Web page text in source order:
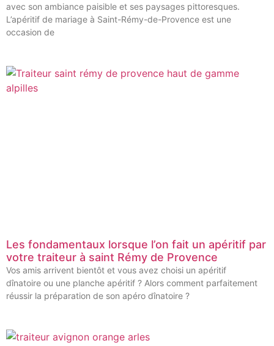
avec son ambiance paisible et ses paysages pittoresques.
L’apéritif de mariage à Saint-Rémy-de-Provence est une
occasion de
Les fondamentaux lorsque l’on fait un apéritif par
votre traiteur à saint Rémy de Provence
Vos amis arrivent bientôt et vous avez choisi un apéritif
dînatoire ou une planche apéritif ? Alors comment parfaitement
réussir la préparation de son apéro dînatoire ?